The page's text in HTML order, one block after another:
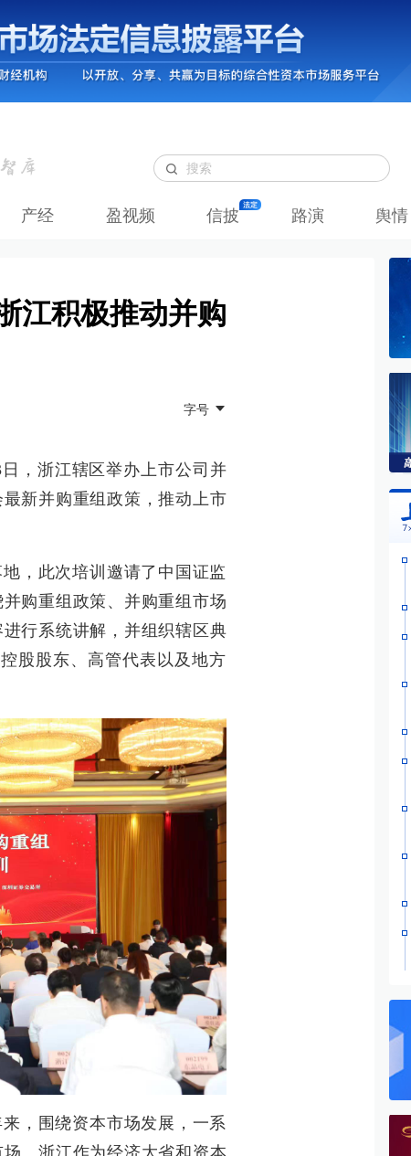
产经 盈视频 信披 路演 舆情
江积极推动并购
字号
，浙江辖区举办上市公司并
新并购重组政策，推动上市
，此次培训邀请了中国证监
购重组政策、并购重组市场
行系统讲解，并组织辖区典
股股东、高管代表以及地方
，围绕资本市场发展，一系
。浙江作为经济大省和资本